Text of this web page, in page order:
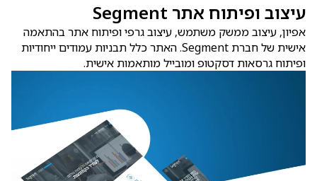
עיצוב ופיתוח אתר Segment
אפיון, עיצוב ממשק משתמש, עיצוב גרפי ופיתוח אתר בהתאמה
אישית של חברת Segment. האתר כלל תבניות עמודים ייחודיות
ופיתוח גרסאות דסקטופ ומובייל מותאמות אישית.